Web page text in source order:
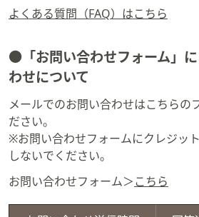
す
合、
下
の
矢
印
キ
ー
ま
た
は
タ
よくある質問（FAQ）はこちら
●「お問い合わせフォーム」
わせについて
メールでのお問い合わせはこちらの
ださい。
※お問い合わせフォームにクレジッ
しないでください。
お問い合わせフォーム＞こちら